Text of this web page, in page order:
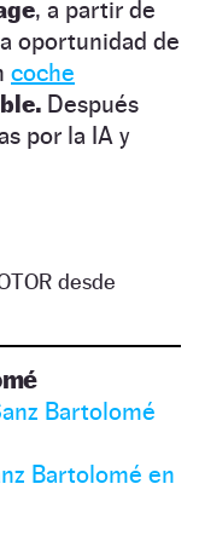
, a partir de
oportunidad de
coche
Después
por la IA y
desde
Bartolomé
Bartolomé en